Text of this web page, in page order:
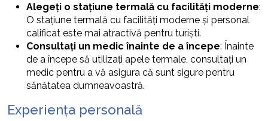
Alegeți o stațiune termală cu facilități moderne:
O stațiune termală cu facilități moderne și personal
calificat este mai atractivă pentru turiști.
Consultați un medic înainte de a începe: Înainte
de a începe să utilizați apele termale, consultați un
medic pentru a vă asigura că sunt sigure pentru
sănătatea dumneavoastră.
Experiența personală